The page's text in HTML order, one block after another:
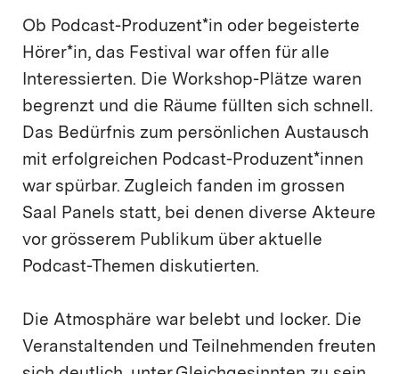
Ob Podcast-Produzent*in oder begeisterte
Hörer*in, das Festival war offen für alle
Interessierten. Die Workshop-Plätze waren
begrenzt und die Räume füllten sich schnell.
Das Bedürfnis zum persönlichen Austausch
mit erfolgreichen Podcast-Produzent*innen
war spürbar. Zugleich fanden im grossen
Saal Panels statt, bei denen diverse Akteure
vor grösserem Publikum über aktuelle
Podcast-Themen diskutierten.
Die Atmosphäre war belebt und locker. Die
Veranstaltenden und Teilnehmenden freuten